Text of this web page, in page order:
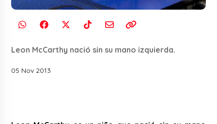
Leon McCarthy nació sin su mano izquierda.
05 Nov 2013